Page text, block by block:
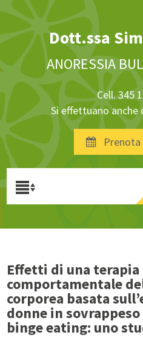
Dott.ssa
ANORESSIA
Cell. 345
Si effettuano anche
Prenota
Effetti di una
comportamentale
corporea basata
donne in
binge eating: uno